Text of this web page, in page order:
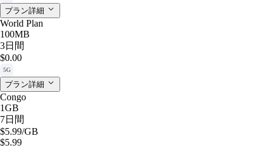
プラン詳細
World Plan
100MB
3日間
$0.00
5G
プラン詳細
Congo
1GB
7日間
$5.99/GB
$5.99